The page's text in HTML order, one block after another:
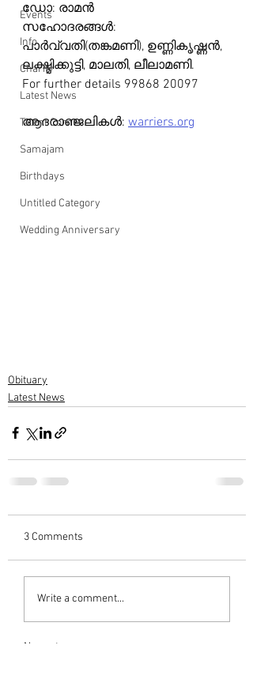
Events
Info
Charity
Latest News
Talent Corner
Samajam
Birthdays
Untitled Category
Wedding Anniversary
ഡോ: രാമൻ
സഹോദരങ്ങൾ:
പാർവ്വതി(തങ്കമണി), ഉണ്ണികൃഷ്ണൻ,
ലക്ഷ്മിക്കുട്ടി, മാലതി, ലീലാമണി.
For further details 99868 20097
ആദരാഞ്ജലികൾ: warriers.org
Obituary
Latest News
3 Comments
Write a comment...
Newest